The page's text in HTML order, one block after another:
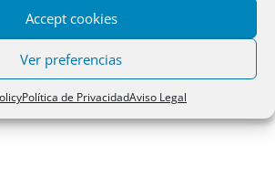
Accept cookies
Ver preferencias
Política de PrivacidadAviso Legal
precisa el libro del edificio.
2016, es posible un aumento de capital